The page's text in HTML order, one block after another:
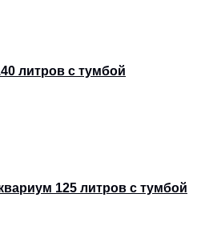
литров с тумбой
125 литров с тумбой